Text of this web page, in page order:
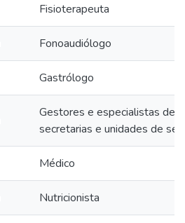
Fisioterapeuta
Fonoaudiólogo
Gastrólogo
Gestores e especialistas de
secretarias e unidades de
Médico
Nutricionista